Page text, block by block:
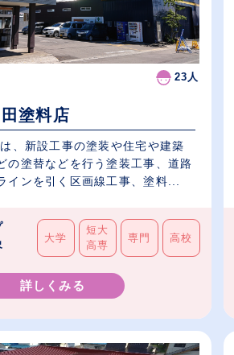
23人
塗料店
、新設工事の塗装や住宅や建築
の塗替などを行う塗装工事、道路
インを引く区画線工事、塗料...
大学
短大
高専
専門 高校
詳しくみる